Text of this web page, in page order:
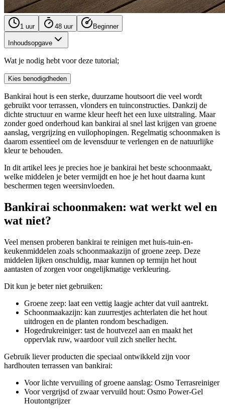
1 uur 48 uur Beginner
Inhoudsopgave
Wat je nodig hebt voor deze tutorial;
Kies benodigdheden
Bankirai hout is een sterke, duurzame houtsoort die veel wordt
gebruikt voor terrassen, vlonders en tuinconstructies. Dankzij de
dichte structuur en warme kleur heeft het een luxe uitstraling. Maar
zonder goed onderhoud kan bankirai al snel last krijgen van groene
aanslag, vergrijzing en vuilophopingen. Regelmatig schoonmaken is
daarom essentieel om de levensduur te verlengen en de natuurlijke
kleur te behouden.
In dit artikel lees je precies hoe je bankirai het beste schoonmaakt,
welke middelen je beter vermijdt en hoe je het hout daarna kunt
beschermen tegen weersinvloeden.
Bankirai schoonmaken: wat werkt wel en
wat niet?
Veel mensen proberen bankirai te reinigen met huis-tuin-en-
keukenmiddelen zoals schoonmaakazijn of groene zeep. Deze
middelen lijken onschuldig, maar kunnen op termijn het hout
aantasten of zorgen voor ongelijkmatige verkleuring.
Dit kun je beter niet gebruiken:
Groene zeep: laat een vettig laagje achter dat vuil aantrekt.
Schoonmaakazijn: kan zuurrestjes achterlaten die het hout
uitdrogen en de planten rondom beschadigen.
Hogedrukreiniger: tast de houtvezel aan en maakt het
oppervlak ruw, waardoor vuil zich sneller hecht.
Gebruik liever producten die speciaal ontwikkeld zijn voor
hardhouten terrassen van bankirai:
Voor lichte vervuiling of groene aanslag: Osmo Terrasreiniger
Voor vergrijsd of zwaar vervuild hout: Osmo Power-Gel
Houtontgrijzer